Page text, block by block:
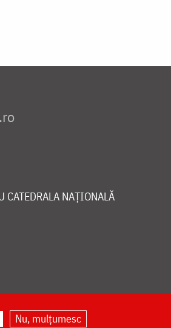
CATEDRALA NAȚIONALĂ
Nu, mulțumesc